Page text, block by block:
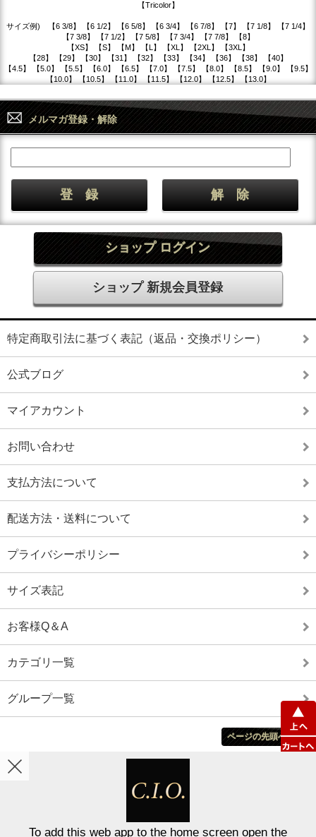
【Tricolor】
サイズ例) 【6 3/8】 【6 1/2】 【6 5/8】 【6 3/4】 【6 7/8】 【7】 【7 1/8】 【7 1/4】
【7 3/8】 【7 1/2】 【7 5/8】 【7 3/4】 【7 7/8】 【8】
【XS】 【S】 【M】 【L】 【XL】 【2XL】 【3XL】
【28】 【29】 【30】 【31】 【32】 【33】 【34】 【36】 【38】 【40】
【4.5】 【5.0】 【5.5】 【6.0】 【6.5】 【7.0】 【7.5】 【8.0】 【8.5】 【9.0】 【9.5】
【10.0】 【10.5】 【11.0】 【11.5】 【12.0】 【12.5】 【13.0】
メルマガ登録・解除
ショップ ログイン
ショップ 新規会員登録
特定商取引法に基づく表記（返品・交換ポリシー）
公式ブログ
マイアカウント
お問い合わせ
支払方法について
配送方法・送料について
プライバシーポリシー
サイズ表記
お客様Q＆A
カテゴリ一覧
グループ一覧
ページの先頭へ戻る
表示切替 : スマートフォン
To add this web app to the home screen open the